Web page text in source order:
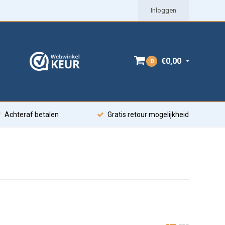
Inloggen
0 €0,00
Achteraf betalen Gratis retour mogelijkheid